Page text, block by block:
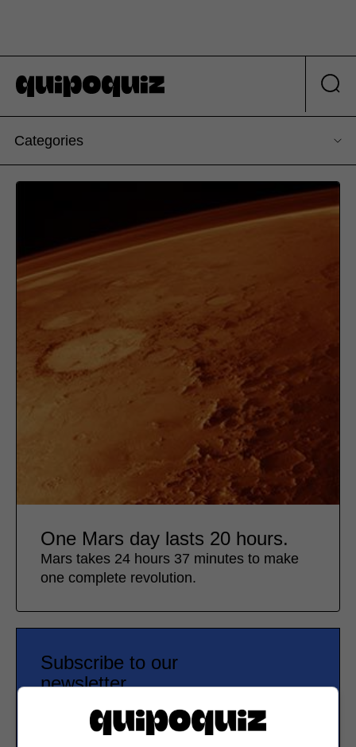
Categories
One Mars day lasts 20 hours.
Mars takes 24 hours 37 minutes to make
one complete revolution.
Subscribe to our
newsletter
Email address